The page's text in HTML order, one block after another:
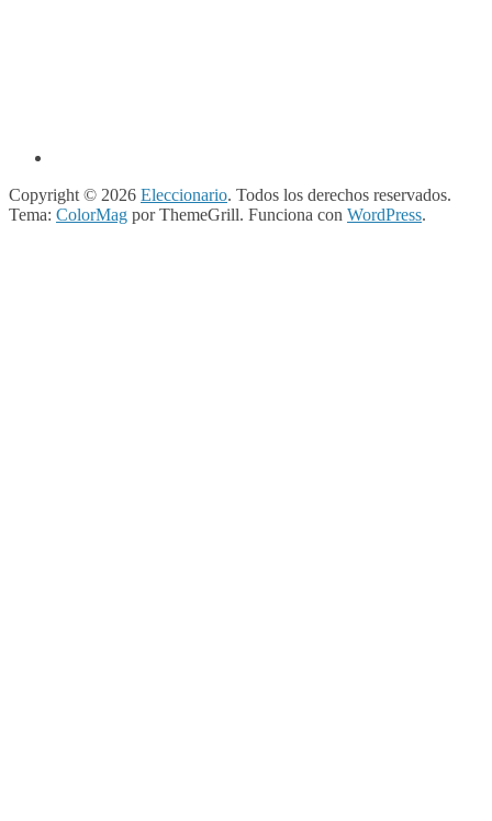
Copyright © 2026 Eleccionario. Todos los derechos reservados.
Tema: ColorMag por ThemeGrill. Funciona con WordPress.